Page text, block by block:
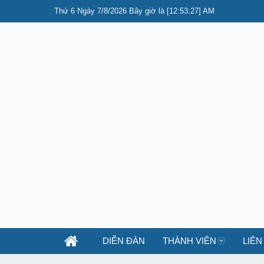
Thứ 6 Ngày 7/8/2026 Bây giờ là [12:53:27] AM
DIỄN ĐÀN THÀNH VIÊN